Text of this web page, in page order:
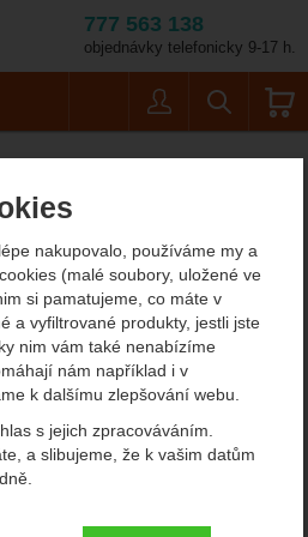
nakupovalo, používáme my a
(malé soubory, uložené ve
si pamatujeme, co máte v
a vyfiltrované produkty, jestli jste
nim vám také nenabízíme
nám například i v
k dalšímu zlepšování webu.
s jejich zpracováváním.
a slibujeme, že k vašim datům
s kategoriemi
777 563 138
objednávky telefonicky 9-17 h.
turistické a kempingové potřeby
potřeby pro přežití v přírodě,
krajin, moskytiéry a další věci,
potřebovat.
Nejdražší